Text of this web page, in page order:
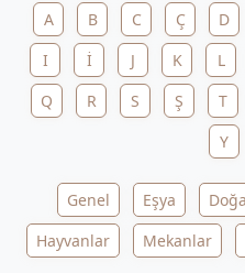
A B C Ç D
I
İ J K L
Q
R S Ş T
Y
Genel Eşya Doğa
Hayvanlar
Mekanlar